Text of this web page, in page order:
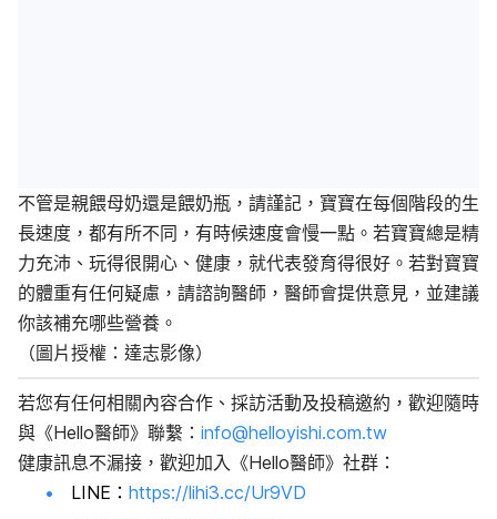
不管是親餵母奶還是餵奶瓶，請謹記，寶寶在每個階段的生
長速度，都有所不同，有時候速度會慢一點。若寶寶總是精
力充沛、玩得很開心、健康，就代表發育得很好。若對寶寶
的體重有任何疑慮，請諮詢醫師，醫師會提供意見，並建議
你該補充哪些營養。
（圖片授權：達志影像）
若您有任何相關內容合作、採訪活動及投稿邀約，歡迎隨時
與《Hello醫師》聯繫： info@helloyishi.com.tw
健康訊息不漏接，歡迎加入《Hello醫師》社群：
LINE： https://lihi3.cc/Ur9VD